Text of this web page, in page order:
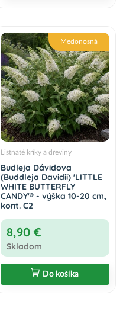
Do košíka
Medonosná
Listnaté kríky a dreviny
Budleja Dávidova
(Buddleja Davidii) 'LITTLE
WHITE BUTTERFLY
CANDY'® - výška 10-20 cm,
kont. C2
8,90 €
Skladom
Do košíka